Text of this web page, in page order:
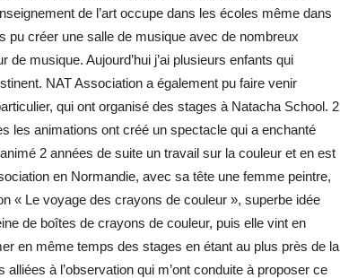
de l’art occupe dans les écoles même dans
pu créer une salle de musique avec de nombreux
musique. Aujourd’hui j’ai plusieurs enfants qui
NAT Association a également pu faire venir
qui ont organisé des stages à Natacha School. 2
les animations ont créé un spectacle qui a enchanté
2 années de suite un travail sur la couleur et en est
en Normandie, avec sa tête une femme peintre,
« Le voyage des crayons de couleur », superbe idée
de boîtes de crayons de couleur, puis elle vint en
en même temps des stages en étant au plus près de la
à l’observation qui m’ont conduite à proposer ce